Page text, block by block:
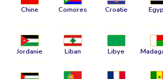
Chine Comores Croatie
Jordanie Liban Libye